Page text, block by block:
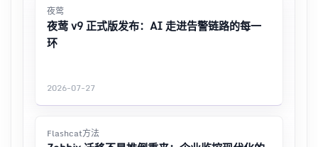
夜莺
夜莺 v9 正式版发布：AI 走进告警链路的每一
环
2026-07-27
Flashcat方法